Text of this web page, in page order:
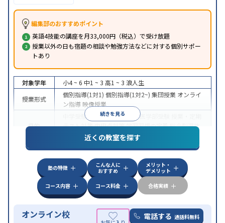
編集部のおすすめポイント
英語4技能の講座を月33,000円（税込）で受け放題
授業以外の日も宿題の相談や勉強方法などに対する個別サポー
トあり
続きを見る
対象学年 小4 ~ 6 中1 ~ 3 高1 ~ 3 浪人生
授業形式
個別指導(1対1) 個別指導(1対2~) 集団授業 オンライ
ン指導 映像授業
目的
中学受験 高校受験大学受験 医学部受験
テスト対策内申点対策学習習慣の定着総合型選抜
(旧AO)対策推薦入試対策学校別特化対策
特徴
中高一貫校生に対応特待生・奨学金制度あり成績
保証制度あり授業の振替可能 不登校生に対応
ライン対応
1科目から受講可能
季節講習のみの受講
近くの教室を探す
塾の特徴
こんな人に
おすすめ
メリット・
デメリット
コース内容
コース料金 合格実績
オンライン校 電話する 通話料無料